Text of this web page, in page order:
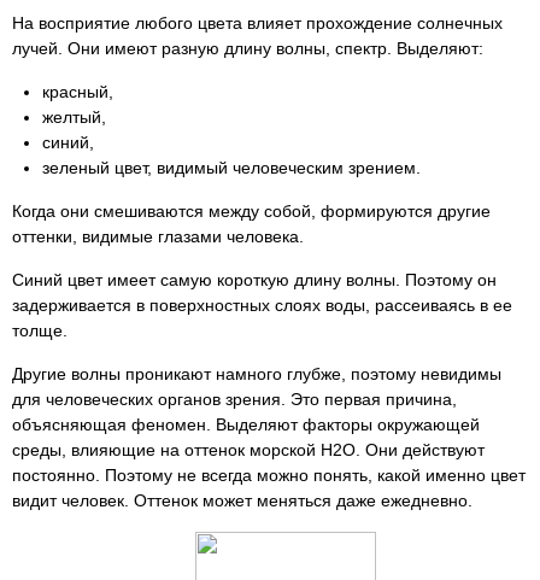
На восприятие любого цвета влияет прохождение солнечных
лучей. Они имеют разную длину волны, спектр. Выделяют:
красный,
желтый,
синий,
зеленый цвет, видимый человеческим зрением.
Когда они смешиваются между собой, формируются другие
оттенки, видимые глазами человека.
Синий цвет имеет самую короткую длину волны. Поэтому он
задерживается в поверхностных слоях воды, рассеиваясь в ее
толще.
Другие волны проникают намного глубже, поэтому невидимы
для человеческих органов зрения. Это первая причина,
объясняющая феномен. Выделяют факторы окружающей
среды, влияющие на оттенок морской H2O. Они действуют
постоянно. Поэтому не всегда можно понять, какой именно цвет
видит человек. Оттенок может меняться даже ежедневно.